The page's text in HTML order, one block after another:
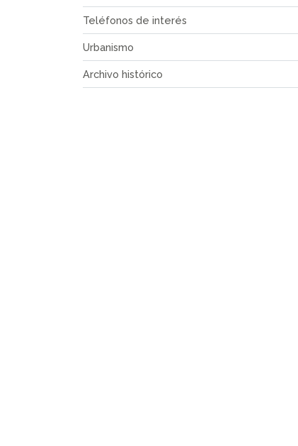
Teléfonos de interés
Urbanismo
Archivo histórico